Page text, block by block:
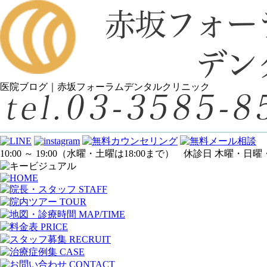
医院ブログ｜赤坂フォーラムデンタルクリニック
10:00 ～ 19:00 （水曜・土曜は18:00まで） 休診日 木曜・日曜